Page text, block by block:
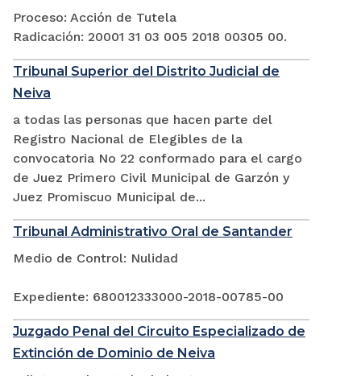
Proceso: Acción de Tutela
Radicación: 20001 31 03 005 2018 00305 00.
Tribunal Superior del Distrito Judicial de
Neiva
a todas las personas que hacen parte del
Registro Nacional de Elegibles de la
convocatoria No 22 conformado para el cargo
de Juez Primero Civil Municipal de Garzón y
Juez Promiscuo Municipal de...
Tribunal Administrativo Oral de Santander
Medio de Control: Nulidad
Expediente: 680012333000-2018-00785-00
Juzgado Penal del Circuito Especializado de
Extinción de Dominio de Neiva